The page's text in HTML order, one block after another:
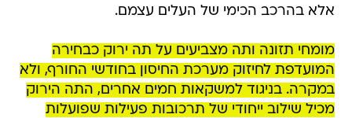
אלא בהרכב הכימי של העלים עצמם.
מומחי תזונה ותה מצביעים על תה ירוק כבחירה
המועדפת לחיזוק מערכת החיסון בחודשי החורף, ולא
במקרה. בניגוד למשקאות חמים אחרים, התה הירוק
מכיל שילוב ייחודי של תרכובות פעילות שפועלות